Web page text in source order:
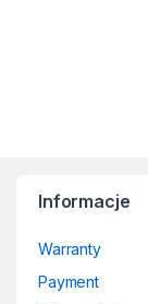
Informacje
Warranty
Payment